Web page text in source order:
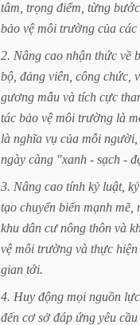
tâm, trọng điểm, từng bước
bảo vệ môi trường của các
2. Nâng cao nhận thức về
bộ, đảng viên, công chức,
gương mẫu và tích cực
tác bảo vệ môi trường là
là nghĩa vụ của mỗi người,
ngày càng "xanh - sạch -
3. Nâng cao tính kỷ luật, kỷ
tạo chuyển biến mạnh mẽ,
khu dân cư nông thôn và
vệ môi trường và thực hiện
gian tới.
4. Huy động mọi nguồn lực
đến cơ sở đáp ứng yêu cầu